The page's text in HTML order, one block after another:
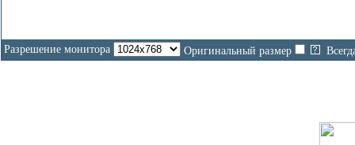
Разрешение монитора Оригинальный размер